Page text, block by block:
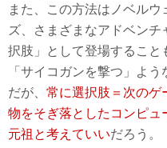
また、この方法はノベル
ズ、さまざまなアドベン
択肢」として登場するこ
「サイコガンを撃つ」よう
だが、 常に選択肢＝次のゲ
物をそぎ落としたコンピ
元祖と考えていいだろう。